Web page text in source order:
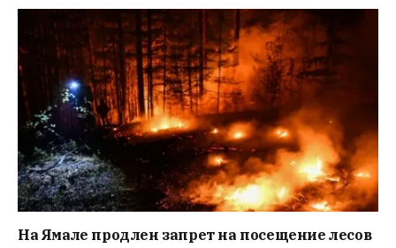
На Ямале продлен запрет на посещение лесов